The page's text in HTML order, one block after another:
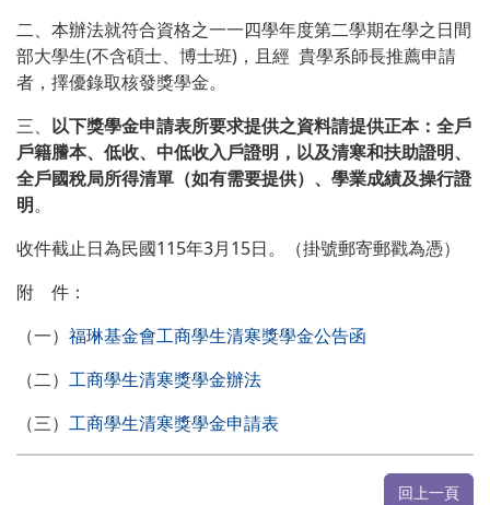
二、本辦法就符合資格之一一四學年度第二學期在學之日間
部大學生(不含碩士、博士班)，且經 貴學系師長推薦申請
者，擇優錄取核發獎學金。
三、 以下獎學金申請表所要求提供之資料請提供正本：全戶
戶籍謄本、低收、中低收入戶證明，以及清寒和扶助證明、
全戶國稅局所得清單（如有需要提供）、學業成績及操行證
明。
收件截止日為民國115年3月15日。（掛號郵寄郵戳為憑）
附 件：
（一） 福琳基金會工商學生清寒獎學金公告函
（二） 工商學生清寒獎學金辦法
（三） 工商學生清寒獎學金申請表
回上一頁